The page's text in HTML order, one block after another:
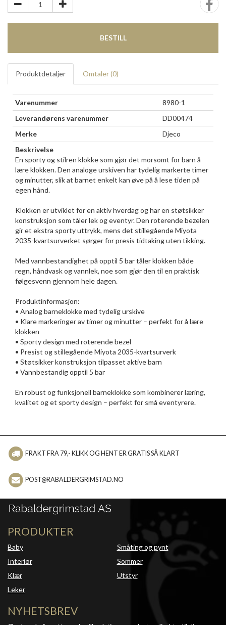
BESTILL
Produktdetaljer Omtaler (0)
Varenummer
8980-1
Leverandørens varenummer
DD00474
Merke
Djeco
Beskrivelse
En sporty og stilren klokke som gjør det morsomt for barn å
lære klokken. Den analoge urskiven har tydelig markerte timer
og minutter, slik at barnet enkelt kan øve på å lese tiden på
egen hånd.
Klokken er utviklet for en aktiv hverdag og har en støtsikker
konstruksjon som tåler lek og eventyr. Den roterende bezelen
gir et ekstra sporty uttrykk, mens det stillegående Miyota
2035-kvartsurverket sørger for presis tidtaking uten tikking.
Med vannbestandighet på opptil 5 bar tåler klokken både
regn, håndvask og vannlek, noe som gjør den til en praktisk
følgesvenn gjennom hele dagen.
Produktinformasjon:
• Analog barneklokke med tydelig urskive
• Klare markeringer av timer og minutter – perfekt for å lære
klokken
• Sporty design med roterende bezel
• Presist og stillegående Miyota 2035-kvartsurverk
• Støtsikker konstruksjon tilpasset aktive barn
• Vannbestandig opptil 5 bar
En robust og funksjonell barneklokke som kombinerer læring,
kvalitet og et sporty design – perfekt for små eventyrere.
FRAKT FRA 79,- KLIKK OG HENT ER GRATIS SÅ KLART
POST@RABALDERGRIMSTAD.NO
PRODUKTER
Baby
Interiør
Klær
Leker
Småting og pynt
Sommer
Utstyr
NYHETSBREV